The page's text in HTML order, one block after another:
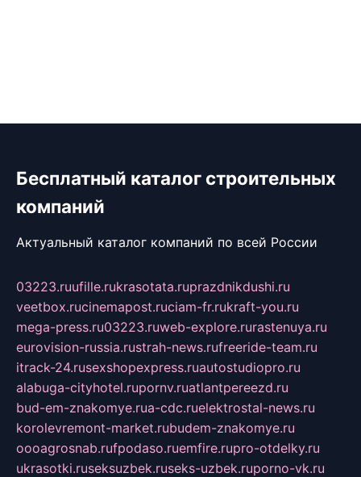
Бесплатный каталог строительных
компаний
Актуальный каталог компаний по всей России
03223.ruufille.rukrasotata.ruprazdnikdushi.ru
veetbox.rucinemapost.ruciam-fr.rukraft-you.ru
mega-press.ru03223.ruweb-explore.rurastenuya.ru
eurovision-russia.rustrah-news.rufreeride-team.ru
itrack-24.rusexshopexpress.ruautostudiopro.ru
alabuga-cityhotel.rupornv.ruatlantpereezd.ru
bud-em-znakomye.rua-cdc.ruelektrostal-news.ru
korolevremont-market.rubudem-znakomye.ru
oooagrosnab.rufpodaso.ruemfire.rupro-otdelky.ru
ukrasotki.ruseksuzbek.ruseks-uzbek.ruporno-vk.ru